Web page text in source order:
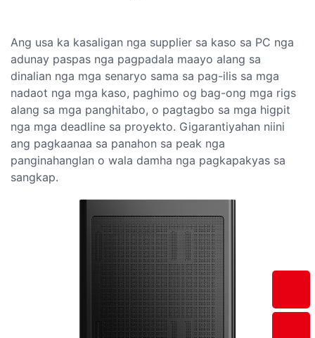
Ang usa ka kasaligan nga supplier sa kaso sa PC nga
adunay paspas nga pagpadala maayo alang sa
dinalian nga mga senaryo sama sa pag-ilis sa mga
nadaot nga mga kaso, paghimo og bag-ong mga rigs
alang sa mga panghitabo, o pagtagbo sa mga higpit
nga mga deadline sa proyekto. Gigarantiyahan niini
ang pagkaanaa sa panahon sa peak nga
panginahanglan o wala damha nga pagkapakyas sa
sangkap.